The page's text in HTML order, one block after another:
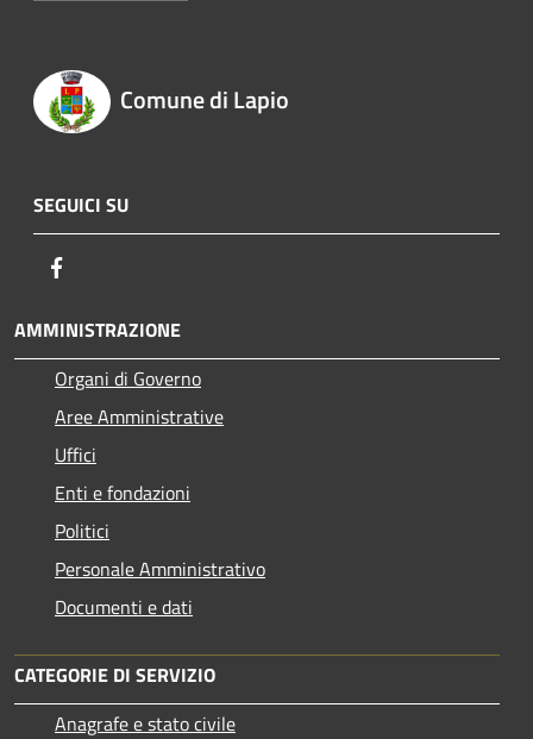
Comune di Lapio
SEGUICI SU
AMMINISTRAZIONE
Organi di Governo
Aree Amministrative
Uffici
Enti e fondazioni
Politici
Personale Amministrativo
Documenti e dati
CATEGORIE DI SERVIZIO
Anagrafe e stato civile